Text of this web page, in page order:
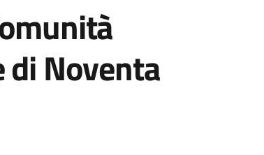
di Noventa